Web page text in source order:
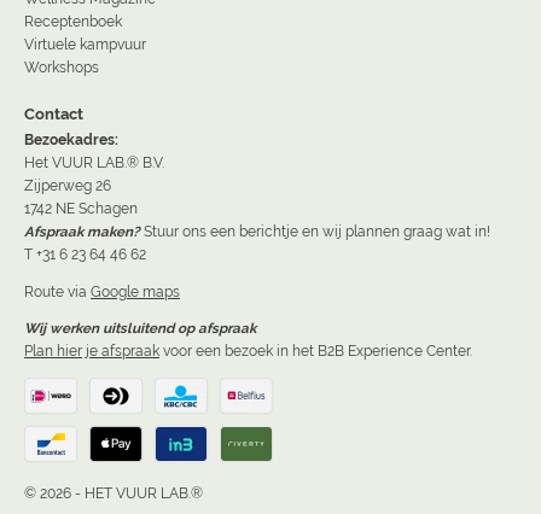
Receptenboek
Virtuele kampvuur
Workshops
Contact
Bezoekadres:
Het VUUR LAB.® B.V.
Zijperweg 26
1742 NE Schagen
Afspraak maken? Stuur ons een berichtje en wij plannen graag wat in!
T +31 6 23 64 46 62
Route via Google maps
Wij werken uitsluitend op afspraak
Plan hier je afspraak voor een bezoek in het B2B Experience Center.
© 2026 - HET VUUR LAB.®